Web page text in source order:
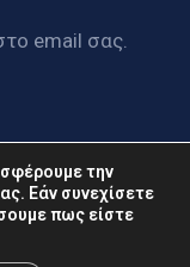
email σας.
παντός
την
Εάν συνεχίσετε
πως είστε